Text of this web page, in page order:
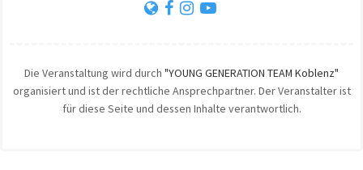
Die Veranstaltung wird durch "YOUNG GENERATION TEAM Koblenz"
organisiert und ist der rechtliche Ansprechpartner. Der Veranstalter ist
für diese Seite und dessen Inhalte verantwortlich.